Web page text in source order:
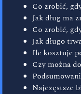
Co zrobić,
Jak dług ma
Co zrobić,
Jak długo
Ile kosztuje
Czy można
Najczęstsze